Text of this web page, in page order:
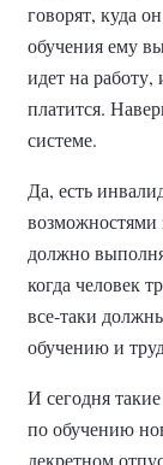
говорят, куда
обучения ему
идет на
платится.
системе.
Да, есть
возможностями
должно
когда человек
все-таки
обучению и
И сегодня
по обучению
декретном